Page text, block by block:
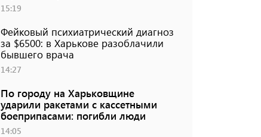
15:19
Фейковый психиатрический диагноз
за $6500: в Харькове разоблачили
бывшего врача
14:27
По городу на Харьковщине
ударили ракетами с кассетными
боеприпасами: погибли люди
14:05